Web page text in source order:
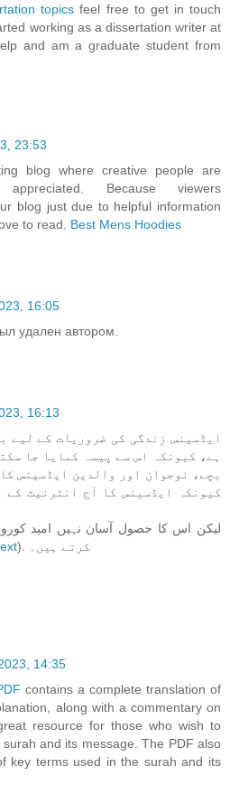
topics feel free to get in touch
working as a dissertation writer at
and am a graduate student from
23:53
blog where creative people are
Because viewers
blog just due to helpful information
to read. Best Mens Hoodies
16:05
удален автором.
16:13
ایڈسینس زندگی کی ضروریات کے لیے
ہے، کیونکہ اس سے پیسہ کمایا جا
بچے، نوجوان اور والدین ایڈسینس
کیونکہ ایڈسینس کا آج انٹرنیٹ کے
لیکن اس کا حصول آسان نہیں امید
). کرتے ہیں۔
14:35
contains a complete translation of
along with a commentary on
resource for those who wish to
and its message. The PDF also
key terms used in the surah and its